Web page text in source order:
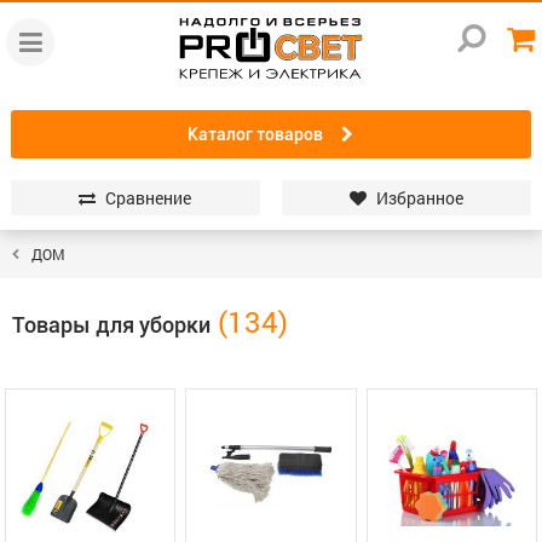
Каталог товаров
Сравнение Избранное
ДОМ
Товары для уборки